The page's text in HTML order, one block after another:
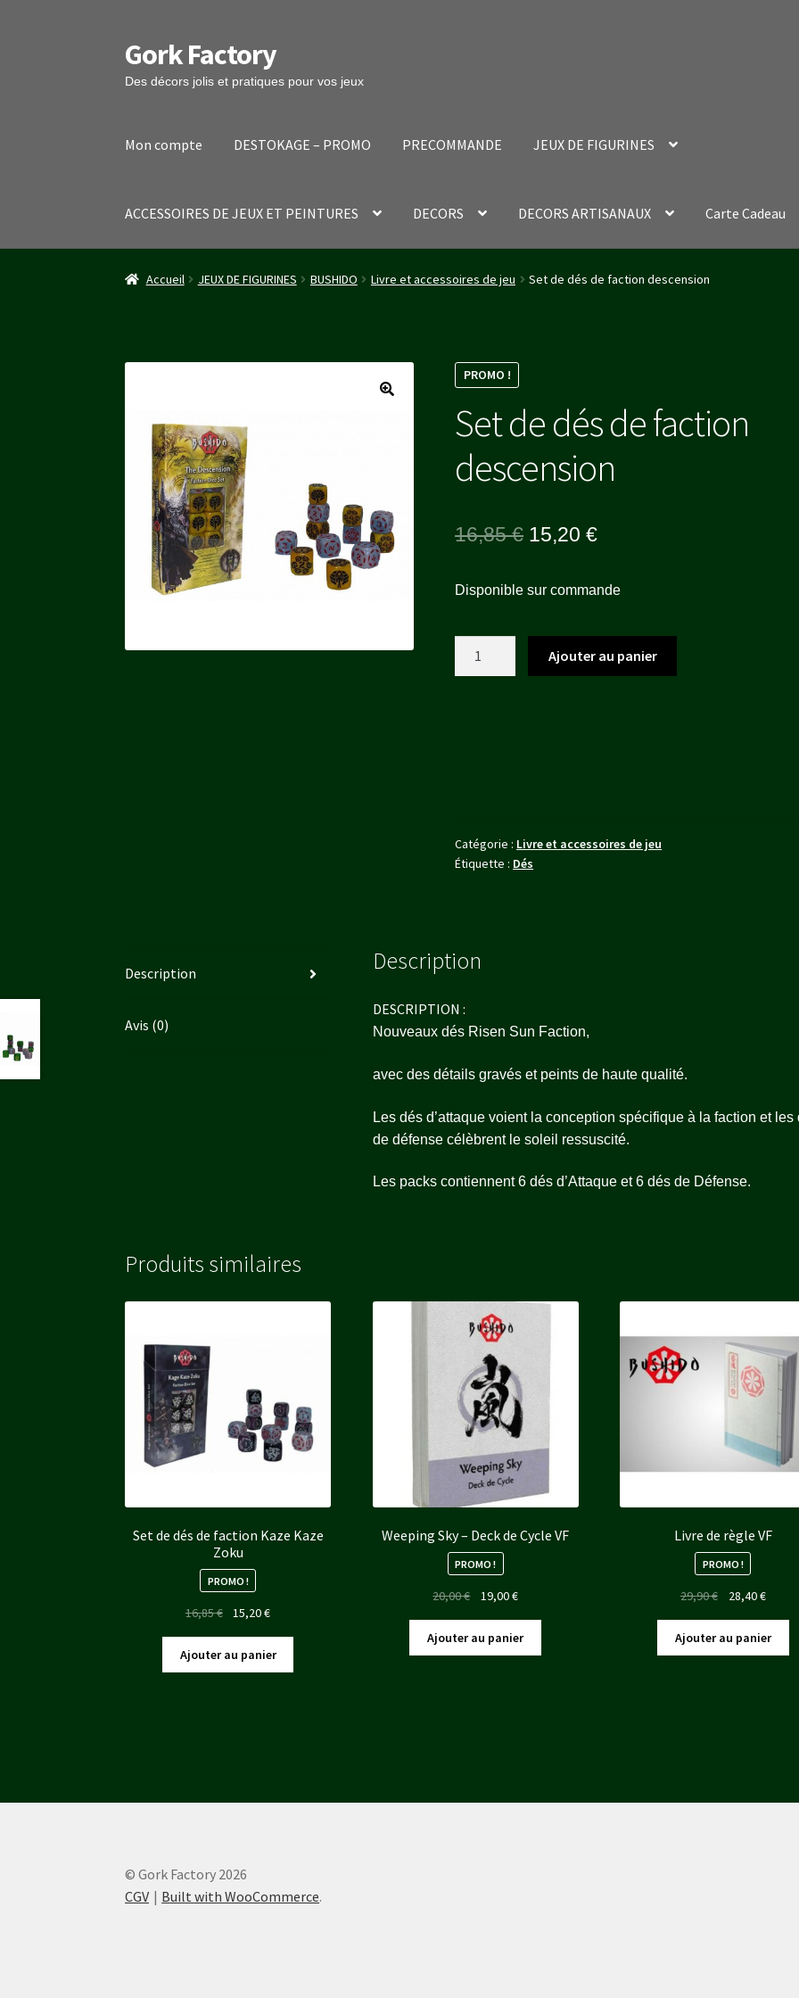
Aller
à
la
Aller
au
contenu
Gork Factory
Des décors jolis et pratiques pour vos jeux
Mon compte DESTOKAGE – PROMO PRECOMMANDE JEUX DE FIGURINES
ACCESSOIRES DE JEUX ET PEINTURES DECORS DECORS ARTISANAUX Carte Cadeau
Accueil CGV Mon comptePanierStripe Payment Success Page Validation de la commande
Accueil JEUX DE FIGURINES BUSHIDO Livre et accessoires de jeu Set de dés de faction descension
PROMO !
Set de dés de faction
descension
16,85€ Le
initial
était :
16,85 €.
15,20€Le
actuel
est :
15,20 €.
Disponible sur commande
Ajouter au panier
Catégorie : Livre et accessoires de jeu
Étiquette : Dés
Description
Avis (0)
Description
DESCRIPTION :
Nouveaux dés Risen Sun Faction,
avec des détails gravés et peints de haute qualité.
Les dés d’attaque voient la conception spécifique à la faction et les
de défense célèbrent le soleil ressuscité.
Les packs contiennent 6 dés d’Attaque et 6 dés de Défense.
Produits similaires
Set de dés de faction Kaze Kaze
Zoku
PROMO !
16,85€
Le
initial
était :
15,20€Le
actuel
est :
Ajouter au panier
Weeping Sky – Deck de Cycle VF
PROMO !
20,00€
Le
initial
était :
19,00€Le
actuel
est :
Ajouter au panier
Livre de règle VF
PROMO !
29,90€
Le
initial
était :
28,40€Le
actuel
est :
Ajouter au panier
© Gork Factory 2026
CGV
Built with WooCommerce.